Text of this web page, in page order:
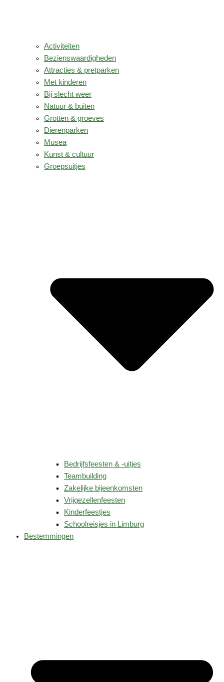
Activiteiten
Bezienswaardigheden
Attracties & pretparken
Met kinderen
Bij slecht weer
Natuur & buiten
Grotten & groeves
Dierenparken
Musea
Kunst & cultuur
Groepsuitjes
Bedrijfsfeesten & -uitjes
Teambuilding
Zakelijke bijeenkomsten
Vrijgezellenfeesten
Kinderfeestjes
Schoolreisjes in Limburg
Bestemmingen